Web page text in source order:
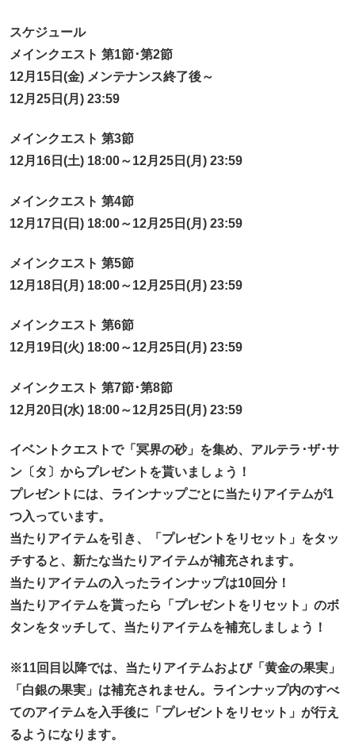
スケジュール
メインクエスト 第1節･第2節
12月15日(金) メンテナンス終了後～
12月25日(月) 23:59
メインクエスト 第3節
12月16日(土) 18:00～12月25日(月) 23:59
メインクエスト 第4節
12月17日(日) 18:00～12月25日(月) 23:59
メインクエスト 第5節
12月18日(月) 18:00～12月25日(月) 23:59
メインクエスト 第6節
12月19日(火) 18:00～12月25日(月) 23:59
メインクエスト 第7節･第8節
12月20日(水) 18:00～12月25日(月) 23:59
イベントクエストで「冥界の砂」を集め、アルテラ･ザ･サ
ン〔タ〕からプレゼントを貰いましょう！
プレゼントには、ラインナップごとに当たりアイテムが1
つ入っています。
当たりアイテムを引き、「プレゼントをリセット」をタッ
チすると、新たな当たりアイテムが補充されます。
当たりアイテムの入ったラインナップは10回分！
当たりアイテムを貰ったら「プレゼントをリセット」のボ
タンをタッチして、当たりアイテムを補充しましょう！
※11回目以降では、当たりアイテムおよび「黄金の果実」
「白銀の果実」は補充されません。ラインナップ内のすべ
てのアイテムを入手後に「プレゼントをリセット」が行え
るようになります。